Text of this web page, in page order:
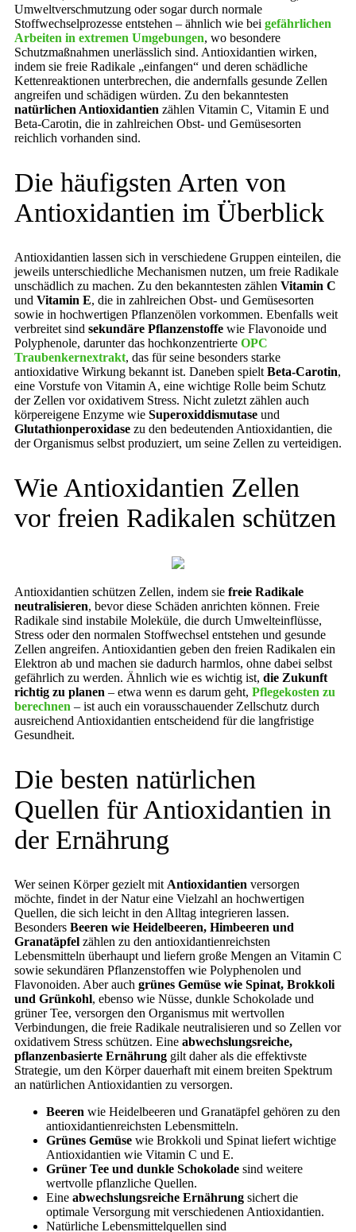
Umweltverschmutzung oder sogar durch normale
Stoffwechselprozesse entstehen – ähnlich wie bei gefährlichen
Arbeiten in extremen Umgebungen, wo besondere
Schutzmaßnahmen unerlässlich sind. Antioxidantien wirken,
indem sie freie Radikale „einfangen“ und deren schädliche
Kettenreaktionen unterbrechen, die andernfalls gesunde Zellen
angreifen und schädigen würden. Zu den bekanntesten
natürlichen Antioxidantien zählen Vitamin C, Vitamin E und
Beta-Carotin, die in zahlreichen Obst- und Gemüsesorten
reichlich vorhanden sind.
Die häufigsten Arten von
Antioxidantien im Überblick
Antioxidantien lassen sich in verschiedene Gruppen einteilen, die
jeweils unterschiedliche Mechanismen nutzen, um freie Radikale
unschädlich zu machen. Zu den bekanntesten zählen Vitamin C
und Vitamin E, die in zahlreichen Obst- und Gemüsesorten
sowie in hochwertigen Pflanzenölen vorkommen. Ebenfalls weit
verbreitet sind sekundäre Pflanzenstoffe wie Flavonoide und
Polyphenole, darunter das hochkonzentrierte OPC
Traubenkernextrakt, das für seine besonders starke
antioxidative Wirkung bekannt ist. Daneben spielt Beta-Carotin,
eine Vorstufe von Vitamin A, eine wichtige Rolle beim Schutz
der Zellen vor oxidativem Stress. Nicht zuletzt zählen auch
körpereigene Enzyme wie Superoxiddismutase und
Glutathionperoxidase zu den bedeutenden Antioxidantien, die
der Organismus selbst produziert, um seine Zellen zu verteidigen.
Wie Antioxidantien Zellen
vor freien Radikalen schützen
Antioxidantien schützen Zellen, indem sie freie Radikale
neutralisieren, bevor diese Schäden anrichten können. Freie
Radikale sind instabile Moleküle, die durch Umwelteinflüsse,
Stress oder den normalen Stoffwechsel entstehen und gesunde
Zellen angreifen. Antioxidantien geben den freien Radikalen ein
Elektron ab und machen sie dadurch harmlos, ohne dabei selbst
gefährlich zu werden. Ähnlich wie es wichtig ist, die Zukunft
richtig zu planen – etwa wenn es darum geht, Pflegekosten zu
berechnen – ist auch ein vorausschauender Zellschutz durch
ausreichend Antioxidantien entscheidend für die langfristige
Gesundheit.
Die besten natürlichen
Quellen für Antioxidantien in
der Ernährung
Wer seinen Körper gezielt mit Antioxidantien versorgen
möchte, findet in der Natur eine Vielzahl an hochwertigen
Quellen, die sich leicht in den Alltag integrieren lassen.
Besonders Beeren wie Heidelbeeren, Himbeeren und
Granatäpfel zählen zu den antioxidantienreichsten
Lebensmitteln überhaupt und liefern große Mengen an Vitamin C
sowie sekundären Pflanzenstoffen wie Polyphenolen und
Flavonoiden. Aber auch grünes Gemüse wie Spinat, Brokkoli
und Grünkohl, ebenso wie Nüsse, dunkle Schokolade und
grüner Tee, versorgen den Organismus mit wertvollen
Verbindungen, die freie Radikale neutralisieren und so Zellen vor
oxidativem Stress schützen. Eine abwechslungsreiche,
pflanzenbasierte Ernährung gilt daher als die effektivste
Strategie, um den Körper dauerhaft mit einem breiten Spektrum
an natürlichen Antioxidantien zu versorgen.
Beeren wie Heidelbeeren und Granatäpfel gehören zu den
antioxidantienreichsten Lebensmitteln.
Grünes Gemüse wie Brokkoli und Spinat liefert wichtige
Antioxidantien wie Vitamin C und E.
Grüner Tee und dunkle Schokolade sind weitere
wertvolle pflanzliche Quellen.
Eine abwechslungsreiche Ernährung sichert die
optimale Versorgung mit verschiedenen Antioxidantien.
Natürliche Lebensmittelquellen sind